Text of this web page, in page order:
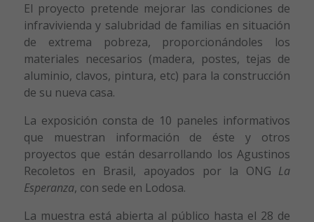
El proyecto pretende mejorar las condiciones de
infravivienda y salubridad de familias en situación
de extrema pobreza, proporcionándoles los
materiales necesarios (madera, postes, tejas de
aluminio, clavos, pintura, etc) para la construcción
de su nueva casa.
La exposición consta de 10 paneles informativos
que muestran información de éste y otros
proyectos que están desarrollando los Agustinos
Recoletos en Brasil, apoyados por la ONG La
Esperanza, con sede en Lodosa.
La muestra está abierta al público hasta el 28 de